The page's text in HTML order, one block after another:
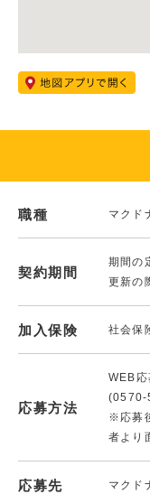
職種 マクド
契約期間
期間の
更新の
加入保険 社会保
応募方法
WEB応
(0570-
※応募
者より
応募先 マクド